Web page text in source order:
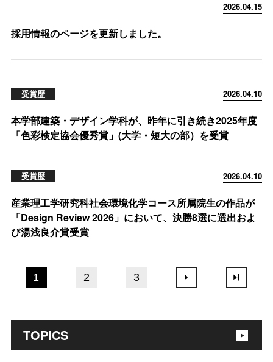
TOPICS
2026.04.15
採用情報のページを更新しました。
2026.04.10
受賞歴
本学部建築・デザイン学科が、昨年に引き続き2025年度
「色彩検定協会優秀賞」(大学・短大の部）を受賞
2026.04.10
受賞歴
産業理工学研究科社会環境化学コース所属院生の作品が
「Design Review 2026」において、決勝8選に選出およ
び湯浅良介賞受賞
1 2 3